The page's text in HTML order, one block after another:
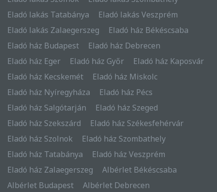
Eladó lakás Tatabánya
Eladó lakás Veszprém
Eladó lakás Zalaegerszeg
Eladó ház Békéscsaba
Eladó ház Budapest
Eladó ház Debrecen
Eladó ház Eger
Eladó ház Győr
Eladó ház Kaposvár
Eladó ház Kecskemét
Eladó ház Miskolc
Eladó ház Nyíregyháza
Eladó ház Pécs
Eladó ház Salgótarján
Eladó ház Szeged
Eladó ház Szekszárd
Eladó ház Székesfehérvár
Eladó ház Szolnok
Eladó ház Szombathely
Eladó ház Tatabánya
Eladó ház Veszprém
Eladó ház Zalaegerszeg
Albérlet Békéscsaba
Albérlet Budapest
Albérlet Debrecen